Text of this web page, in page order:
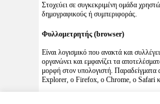
Στοχεύει σε συγκεκριμένη ομάδα
δημογραφικούς ή συμπεριφοράς.
Φυλλομετρητής (browser)
Είναι λογισμικό που ανακτά και
οργανώνει και εμφανίζει τα
μορφή στον υπολογιστή. Παραδείγματα
Explorer, ο Firefox, ο Chrome, ο Safari